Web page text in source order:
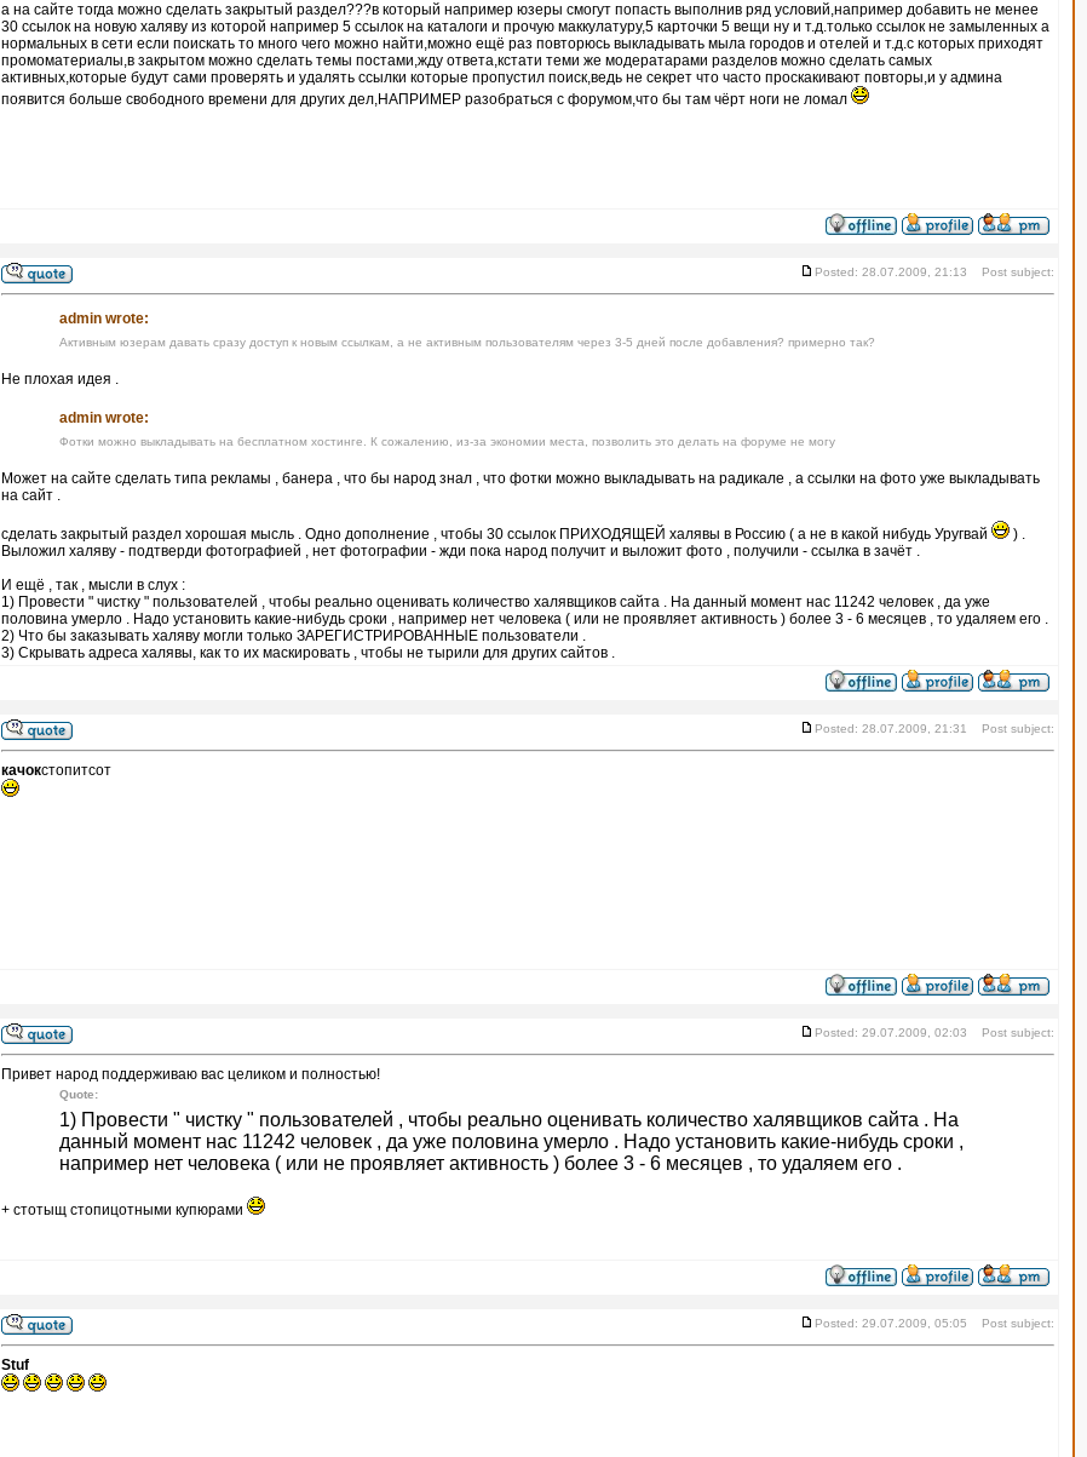
а на сайте тогда можно сделать закрытый раздел???в который например юзеры смогут попасть выполнив ряд условий,например добавить не менее
30 ссылок на новую халяву из которой например 5 ссылок на каталоги и прочую маккулатуру,5 карточки 5 вещи ну и т.д.только ссылок не замыленных а
нормальных в сети если поискать то много чего можно найти,можно ещё раз повторюсь выкладывать мыла городов и отелей и т.д.с которых приходят
промоматериалы,в закрытом можно сделать темы постами,жду ответа,кстати теми же модератарами разделов можно сделать самых
активных,которые будут сами проверять и удалять ссылки которые пропустил поиск,ведь не секрет что часто проскакивают повторы,и у админа
появится больше свободного времени для других дел,НАПРИМЕР разобраться с форумом,что бы там чёрт ноги не ломал
Posted: 28.07.2009, 21:13 Post subject:
admin wrote:
Активным юзерам давать сразу доступ к новым ссылкам, а не активным пользователям через 3-5 дней после добавления? примерно так?
Не плохая идея .
admin wrote:
Фотки можно выкладывать на бесплатном хостинге. К сожалению, из-за экономии места, позволить это делать на форуме не могу
Может на сайте сделать типа рекламы , банера , что бы народ знал , что фотки можно выкладывать на радикале , а ссылки на фото уже выкладывать
на сайт .
сделать закрытый раздел хорошая мысль . Одно дополнение , чтобы 30 ссылок ПРИХОДЯЩЕЙ халявы в Россию ( а не в какой нибудь Уругвай
) .
Выложил халяву - подтверди фотографией , нет фотографии - жди пока народ получит и выложит фото , получили - ссылка в зачёт .
И ещё , так , мысли в слух :
1) Провести " чистку " пользователей , чтобы реально оценивать количество халявщиков сайта . На данный момент нас 11242 человек , да уже
половина умерло . Надо установить какие-нибудь сроки , например нет человека ( или не проявляет активность ) более 3 - 6 месяцев , то удаляем его .
2) Что бы заказывать халяву могли только ЗАРЕГИСТРИРОВАННЫЕ пользователи .
3) Скрывать адреса халявы, как то их маскировать , чтобы не тырили для других сайтов .
Posted: 28.07.2009, 21:31 Post subject:
качокстопитсот
Posted: 29.07.2009, 02:03 Post subject:
Привет народ поддерживаю вас целиком и полностью!
Quote:
1) Провести " чистку " пользователей , чтобы реально оценивать количество халявщиков сайта . На
данный момент нас 11242 человек , да уже половина умерло . Надо установить какие-нибудь сроки ,
например нет человека ( или не проявляет активность ) более 3 - 6 месяцев , то удаляем его .
+ стотыщ стопицотными купюрами
Posted: 29.07.2009, 05:05 Post subject:
Stuf